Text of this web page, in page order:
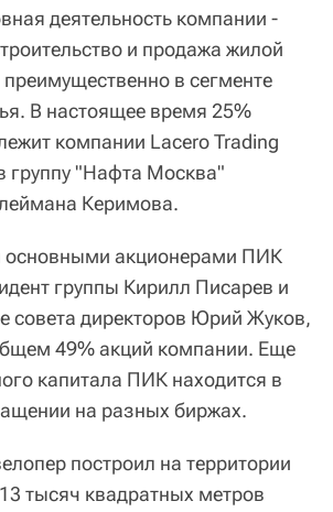
деятельность компании -
и продажа жилой
в сегменте
В настоящее время 25%
компании Lacero Trading
группу "Нафта Москва"
Керимова.
основными акционерами ПИК
группы Кирилл Писарев и
совета директоров Юрий Жуков,
49% акций компании. Еще
капитала ПИК находится в
на разных биржах.
построил на территории
тысяч квадратных метров